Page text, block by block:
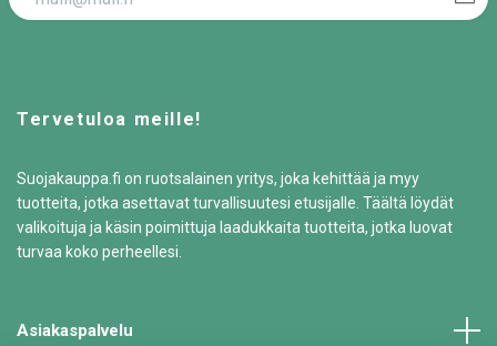
Tervetuloa meille!
Suojakauppa.fi on ruotsalainen yritys, joka kehittää ja myy
tuotteita, jotka asettavat turvallisuutesi etusijalle. Täältä löydät
valikoituja ja käsin poimittuja laadukkaita tuotteita, jotka luovat
turvaa koko perheellesi.
Asiakaspalvelu